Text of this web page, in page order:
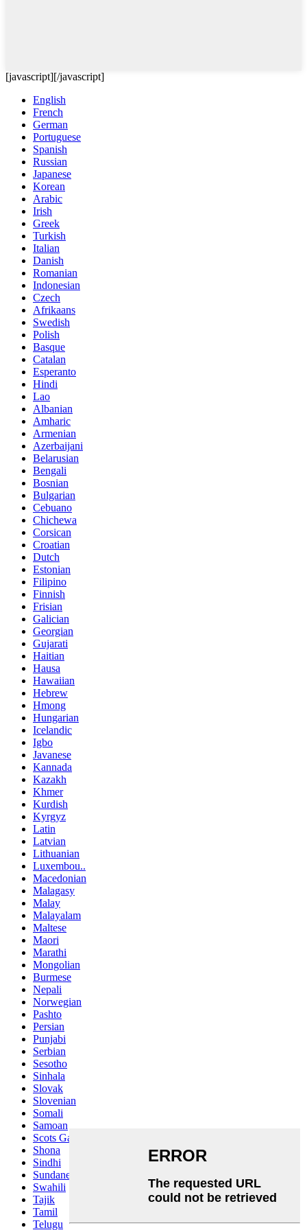
[javascript][/javascript]
English
French
German
Portuguese
Spanish
Russian
Japanese
Korean
Arabic
Irish
Greek
Turkish
Italian
Danish
Romanian
Indonesian
Czech
Afrikaans
Swedish
Polish
Basque
Catalan
Esperanto
Hindi
Lao
Albanian
Amharic
Armenian
Azerbaijani
Belarusian
Bengali
Bosnian
Bulgarian
Cebuano
Chichewa
Corsican
Croatian
Dutch
Estonian
Filipino
Finnish
Frisian
Galician
Georgian
Gujarati
Haitian
Hausa
Hawaiian
Hebrew
Hmong
Hungarian
Icelandic
Igbo
Javanese
Kannada
Kazakh
Khmer
Kurdish
Kyrgyz
Latin
Latvian
Lithuanian
Luxembou..
Macedonian
Malagasy
Malay
Malayalam
Maltese
Maori
Marathi
Mongolian
Burmese
Nepali
Norwegian
Pashto
Persian
Punjabi
Serbian
Sesotho
Sinhala
Slovak
Slovenian
Somali
Samoan
Scots Gaelic
Shona
Sindhi
Sundanese
Swahili
Tajik
Tamil
Telugu